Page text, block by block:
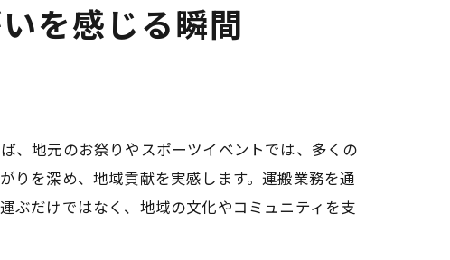
を感じる瞬間
、地元のお祭りやスポーツイベントでは、多くの
りを深め、地域貢献を実感します。運搬業務を通
ぶだけではなく、地域の文化やコミュニティを支